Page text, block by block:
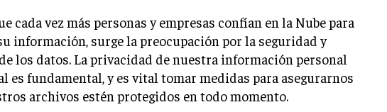
cada vez más personas y empresas confían en la Nube para
información, surge la preocupación por la seguridad y
los datos. La privacidad de nuestra información personal
es fundamental, y es vital tomar medidas para asegurarnos
archivos estén protegidos en todo momento.